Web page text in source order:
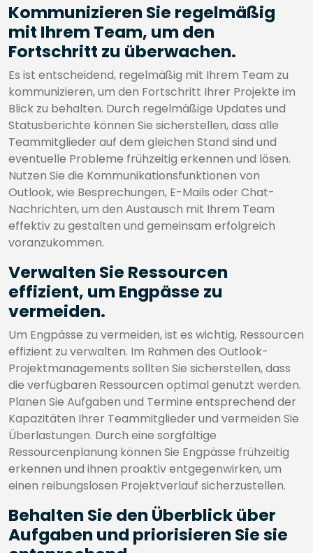
Kommunizieren Sie regelmäßig
mit Ihrem Team, um den
Fortschritt zu überwachen.
Es ist entscheidend, regelmäßig mit Ihrem Team zu
kommunizieren, um den Fortschritt Ihrer Projekte im
Blick zu behalten. Durch regelmäßige Updates und
Statusberichte können Sie sicherstellen, dass alle
Teammitglieder auf dem gleichen Stand sind und
eventuelle Probleme frühzeitig erkennen und lösen.
Nutzen Sie die Kommunikationsfunktionen von
Outlook, wie Besprechungen, E-Mails oder Chat-
Nachrichten, um den Austausch mit Ihrem Team
effektiv zu gestalten und gemeinsam erfolgreich
voranzukommen.
Verwalten Sie Ressourcen
effizient, um Engpässe zu
vermeiden.
Um Engpässe zu vermeiden, ist es wichtig, Ressourcen
effizient zu verwalten. Im Rahmen des Outlook-
Projektmanagements sollten Sie sicherstellen, dass
die verfügbaren Ressourcen optimal genutzt werden.
Planen Sie Aufgaben und Termine entsprechend der
Kapazitäten Ihrer Teammitglieder und vermeiden Sie
Überlastungen. Durch eine sorgfältige
Ressourcenplanung können Sie Engpässe frühzeitig
erkennen und ihnen proaktiv entgegenwirken, um
einen reibungslosen Projektverlauf sicherzustellen.
Behalten Sie den Überblick über
Aufgaben und priorisieren Sie sie